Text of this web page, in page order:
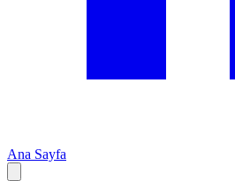
Ana Sayfa